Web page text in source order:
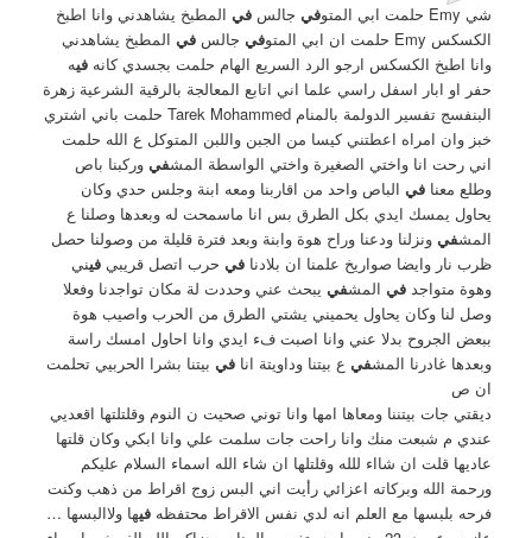
شي Emy حلمت ابي المتو
في جالسفي المطبخ يشاهدني وانا اطبخ
الكسكس Emy حلمت ان ابي المتو
في جالسفي المطبخ يشاهدني
وانا اطبخ الكسكس ارجو الرد السريع الهام حلمت بجسدي كانهفيه
حفر او ابار اسفل راسي علما اني اتابع المعالجة بالرقية الشرعية زهرة
البنفسج تفسير الدولمة بالمنام Tarek Mohammed حلمت باني اشتري
خبز وان امراه اعطتني كيسا من الجبن واللبن المتوكل ع الله حلمت
اني رحت انا واختي الصغيرة واختي الواسطة المشفي وركبنا باص
وطلع معنافي الباص واحد من اقاربنا ومعه ابنة وجلس حدي وكان
يحاول يمسك ايدي بكل الطرق بس انا ماسمحت له وبعدها وصلنا ع
المشفي ونزلنا ودعنا وراح هوة وابنة وبعد فترة قليلة من وصولنا حصل
ظرب نار وايضا صواريخ علمنا ان بلادنافي حرب اتصل قريبيفيني
وهوة متواجدفي المشفي يبحث عني وحددت لة مكان تواجدنا وفعلا
وصل لنا وكان يحاول يحميني يشتي الطرق من الحرب واصيب هوة
ببعض الجروح بدلا عني وانا اصبت فء ايدي وانا احاول امسك راسة
وبعدها غادرنا المشفي ع بيتنا وداويتة انافي بيتنا بشرا الحربيي تحلمت
ان ص
ديقتي جات بيتننا ومعاها امها وانا توني صحيت ن النوم وقلتلتها اقعديي
عندي م شبعت منك وانا راحت جات سلمت علي وانا ابكي وكان قلتها
عاديها قلت ان شااء للله وقلتلها ان شاء الله اسماء السلام عليكم
ورحمة الله وبركاته اعزائي رأيت اني البس زوج اقراط من ذهب وكنت
فرحه بلبسها مع العلم انه لدي نفس الاقراط محتفظهفيها ولاالبسها …